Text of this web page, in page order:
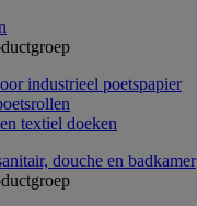
industrieel poetspapier
textiel doeken
douche en badkamer